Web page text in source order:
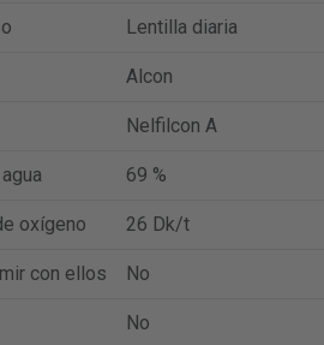
Lentilla diaria
Alcon
Nelfilcon A
69 %
oxígeno 26 Dk/t
con ellos No
No